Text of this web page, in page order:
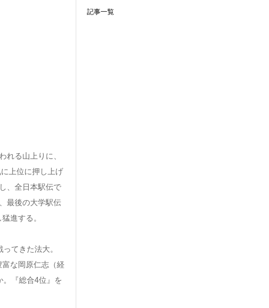
れる山上りに、
上位に押し上げ
、全日本駅伝で
最後の大学駅伝
進する。
てきた法大。
な岡原仁志（経
『総合4位』を
記事一覧